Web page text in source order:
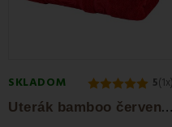
SKLADOM 5(1x)
U
terák bamboo červený 50x100 cm EMI